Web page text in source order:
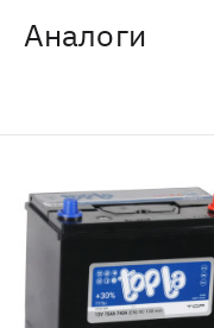
Аналоги